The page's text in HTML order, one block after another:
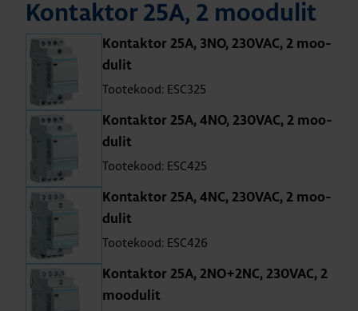
Kon­tak­tor 25A, 2 moo­du­lit
Kon­tak­tor 25A, 3NO, 230VAC, 2 moo­
du­lit
Tootekood: ESC325
Kon­tak­tor 25A, 4NO, 230VAC, 2 moo­
du­lit
Tootekood: ESC425
Kon­tak­tor 25A, 4NC, 230VAC, 2 moo­
du­lit
Tootekood: ESC426
Kon­tak­tor 25A, 2NO+2NC, 230VAC, 2
moo­du­lit